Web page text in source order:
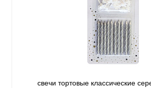
свечи тортовые классические